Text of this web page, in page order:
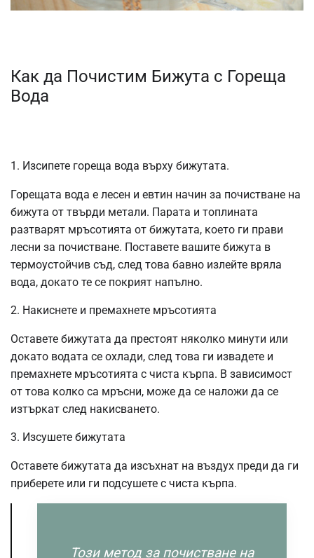
Как да Почистим Бижута с Гореща
Вода
1. Изсипете гореща вода върху бижутата.
Горещата вода е лесен и евтин начин за почистване на
бижута от твърди метали. Парата и топлината
разтварят мръсотията от бижутата, което ги прави
лесни за почистване. Поставете вашите бижута в
термоустойчив съд, след това бавно излейте вряла
вода, докато те се покрият напълно.
2. Накиснете и премахнете мръсотията
Оставете бижутата да престоят няколко минути или
докато водата се охлади, след това ги извадете и
премахнете мръсотията с чиста кърпа. В зависимост
от това колко са мръсни, може да се наложи да се
изтъркат след накисването.
3. Изсушете бижутата
Оставете бижутата да изсъхнат на въздух преди да ги
приберете или ги подсушете с чиста кърпа.
Този метод за почистване на